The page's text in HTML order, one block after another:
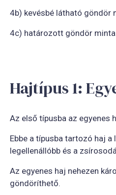
4b) kevésbé látható göndör
4c) határozott göndör minta
Hajtípus 1:
Az első típusba az egyenes
Ebbe a típusba tartozó haj a
legellenállóbb és a
Az egyenes haj nehezen
göndöríthető.